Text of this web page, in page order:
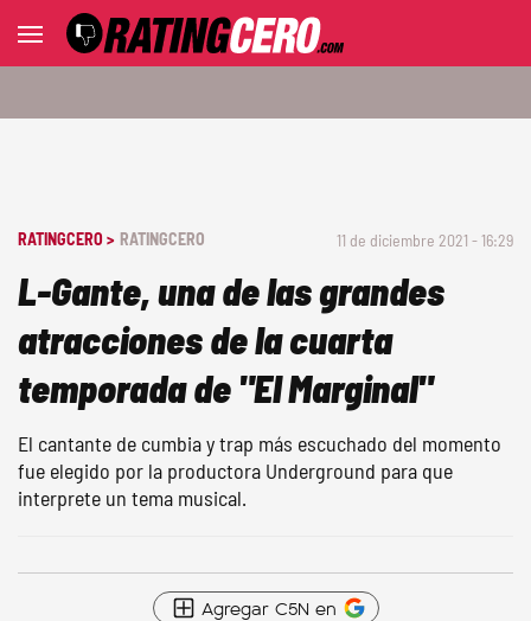
RATINGCERO > RATINGCERO 11 de diciembre 2021 - 16:29
L-Gante, una de las grandes
atracciones de la cuarta
temporada de "El Marginal"
El cantante de cumbia y trap más escuchado del momento
fue elegido por la productora Underground para que
interprete un tema musical.
Agregar C5N en